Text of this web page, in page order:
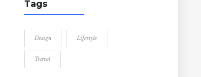
Tags
Design Lifestyle
Travel